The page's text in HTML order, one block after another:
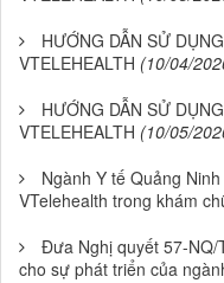
HƯỚNG DẪN SỬ
VTELEHEALTH (10/04/
HƯỚNG DẪN SỬ
VTELEHEALTH (10/05/
Ngành Y tế Quảng
VTelehealth trong khám
Đưa Nghị quyết 57-
cho sự phát triển của